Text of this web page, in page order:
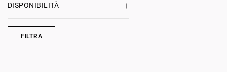
DISPONIBILITÀ
FILTRA